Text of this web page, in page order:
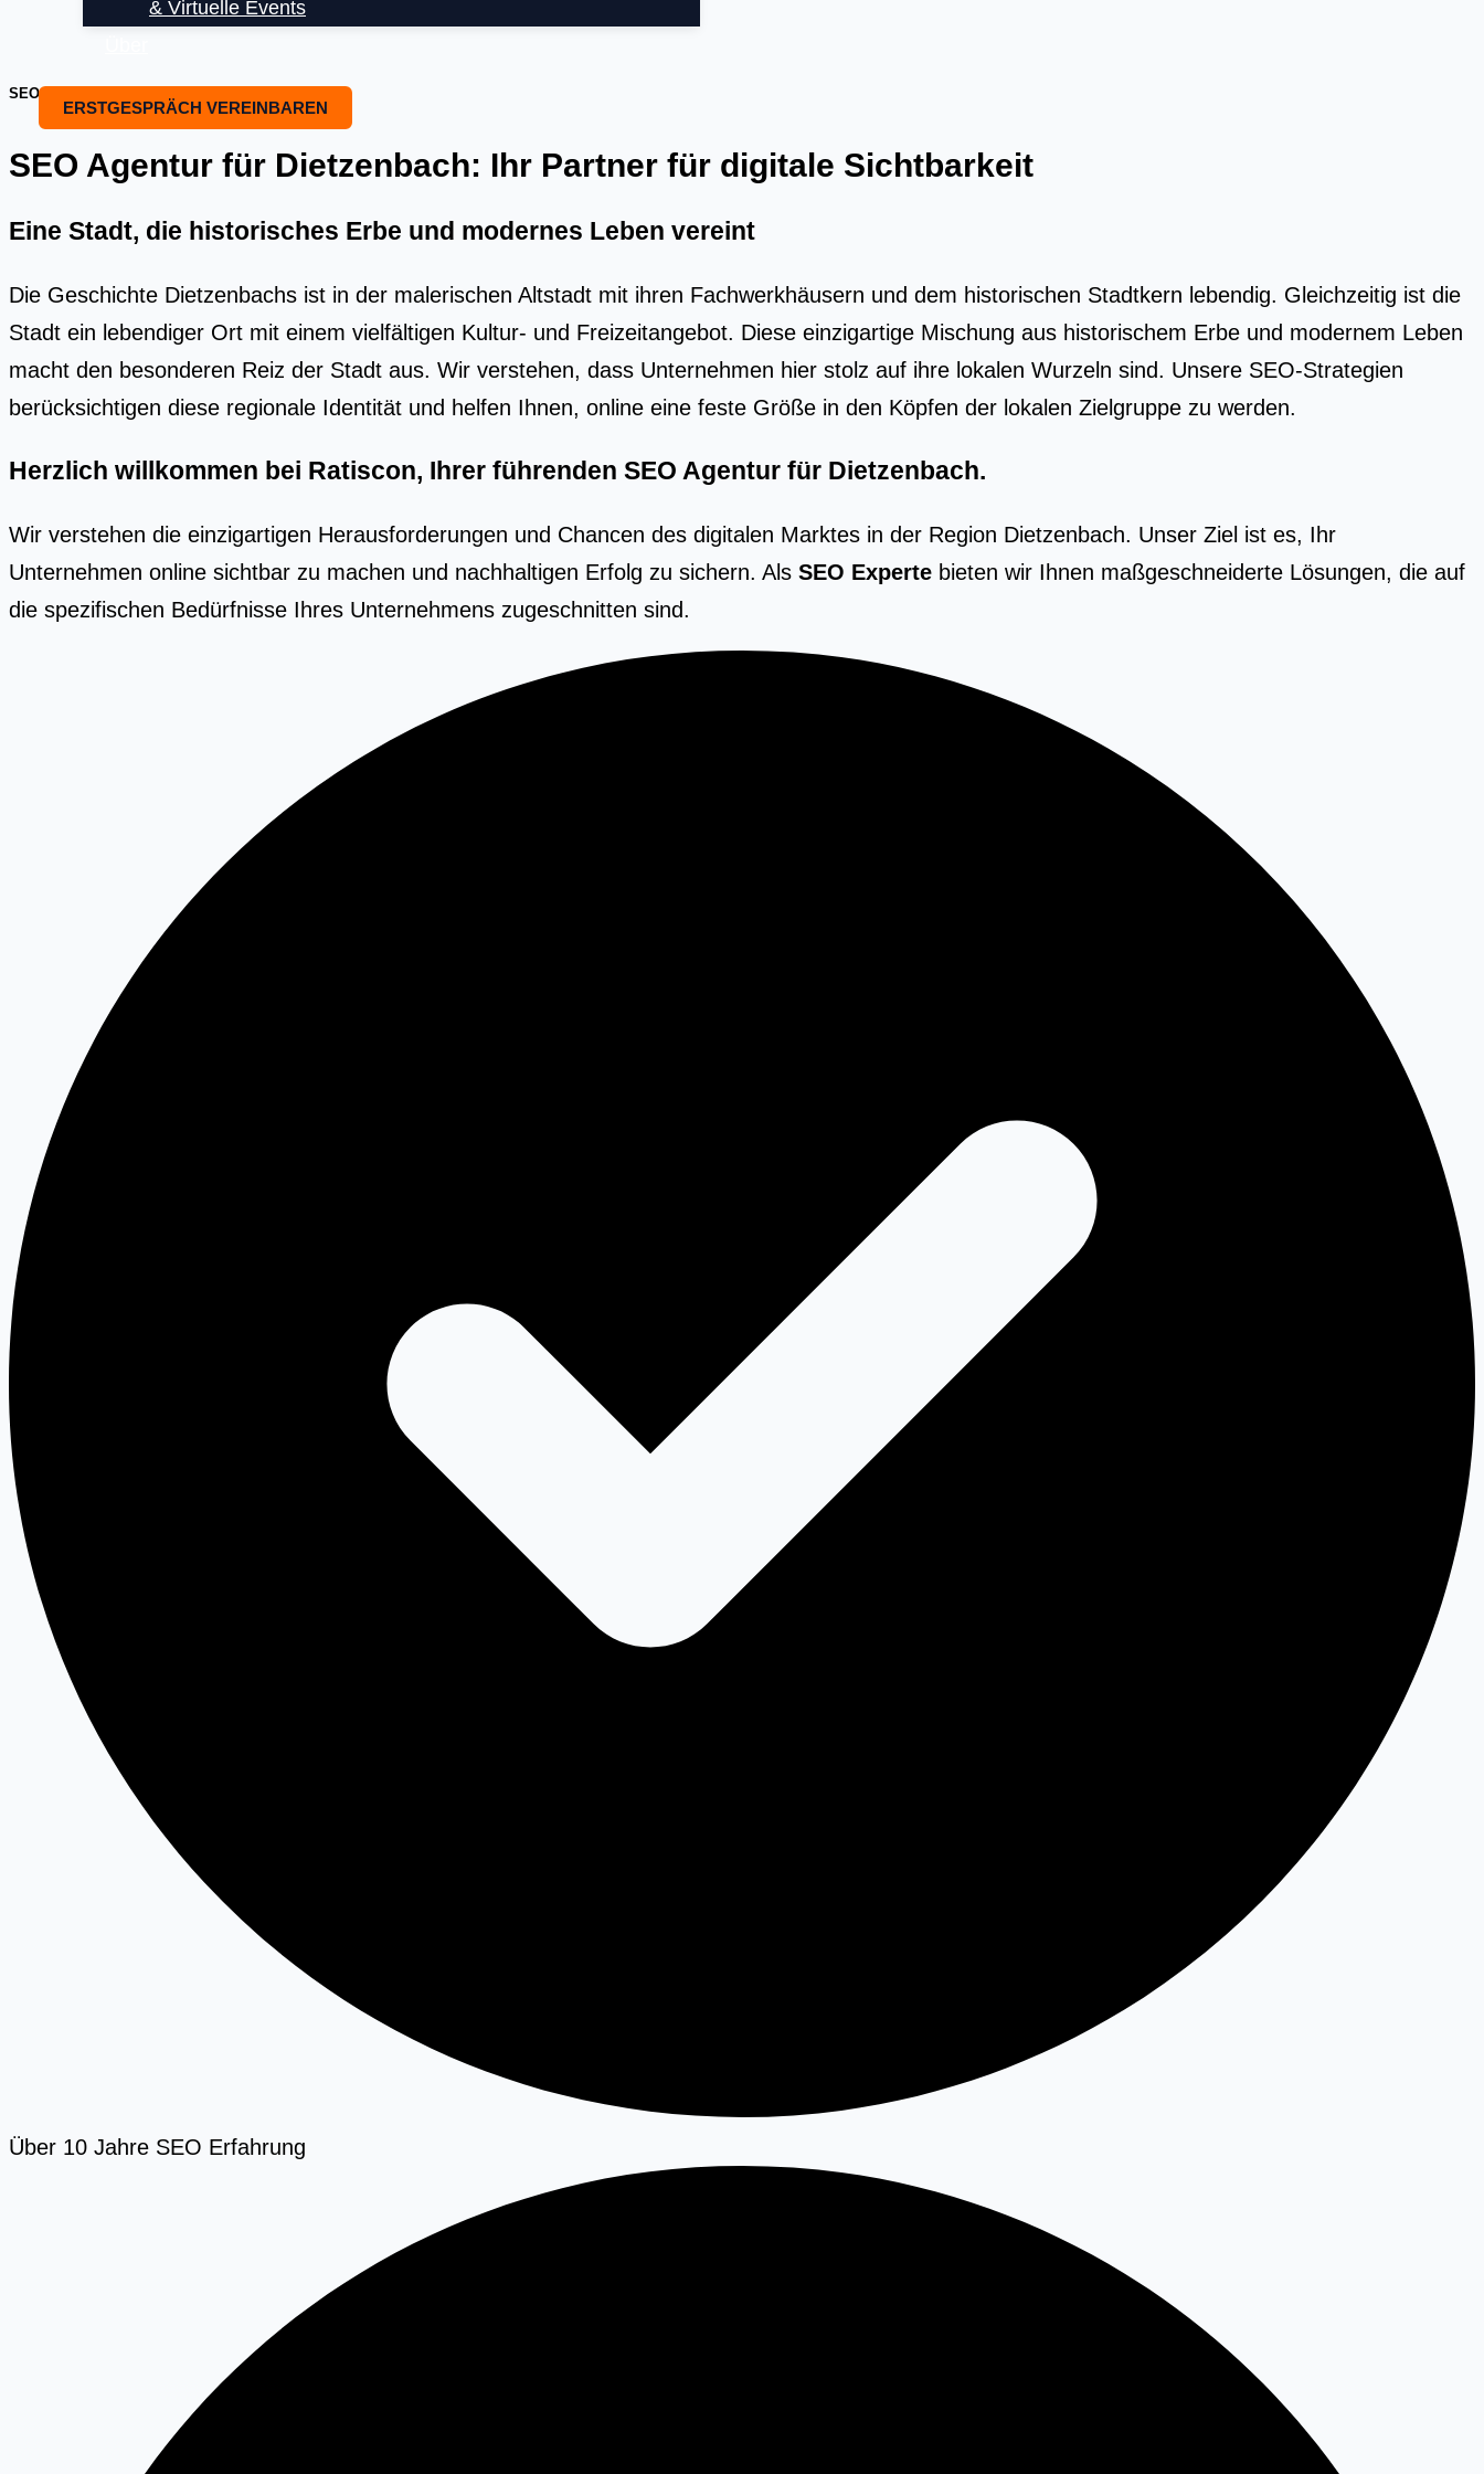
& Virtuelle Events
ERSTGESPRÄCH VEREINBAREN
SEO OPTIMIERUNG UND SEO BEARTUNG
SEO Agentur für Dietzenbach: Ihr Partner für digitale Sichtbarkeit
Eine Stadt, die historisches Erbe und modernes Leben vereint
Die Geschichte Dietzenbachs ist in der malerischen Altstadt mit ihren Fachwerkhäusern und dem historischen Stadtkern lebendig. Gleichzeitig ist die
Stadt ein lebendiger Ort mit einem vielfältigen Kultur- und Freizeitangebot. Diese einzigartige Mischung aus historischem Erbe und modernem Leben
macht den besonderen Reiz der Stadt aus. Wir verstehen, dass Unternehmen hier stolz auf ihre lokalen Wurzeln sind. Unsere SEO-Strategien
berücksichtigen diese regionale Identität und helfen Ihnen, online eine feste Größe in den Köpfen der lokalen Zielgruppe zu werden.
Herzlich willkommen bei Ratiscon, Ihrer führenden SEO Agentur für Dietzenbach.
Wir verstehen die einzigartigen Herausforderungen und Chancen des digitalen Marktes in der Region Dietzenbach. Unser Ziel ist es, Ihr
Unternehmen online sichtbar zu machen und nachhaltigen Erfolg zu sichern. Als SEO Experte bieten wir Ihnen maßgeschneiderte Lösungen, die auf
die spezifischen Bedürfnisse Ihres Unternehmens zugeschnitten sind.
Über 10 Jahre SEO Erfahrung